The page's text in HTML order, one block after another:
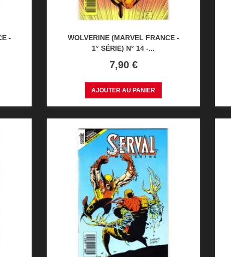
-
WOLVERINE (MARVEL FRANCE -
1° SÉRIE) N° 14 -...
Prix
7,90 €
AJOUTER AU PANIER